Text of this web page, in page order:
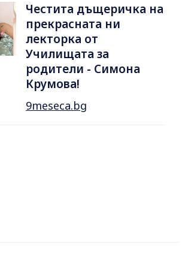
Честита дъщеричка на
прекрасната ни
лекторка от
Училищата за
родители - Симона
Крумова!
9meseca.bg